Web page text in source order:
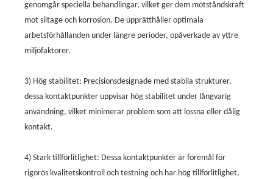
genomgår speciella behandlingar, vilket ger dem motståndskraft
mot slitage och korrosion. De upprätthåller optimala
arbetsförhållanden under längre perioder, opåverkade av yttre
miljöfaktorer.
3) Hög stabilitet: Precisionsdesignade med stabila strukturer,
dessa kontaktpunkter uppvisar hög stabilitet under långvarig
användning, vilket minimerar problem som att lossna eller dålig
kontakt.
4) Stark tillförlitlighet: Dessa kontaktpunkter är föremål för
rigorös kvalitetskontroll och testning och har hög tillförlitlighet,